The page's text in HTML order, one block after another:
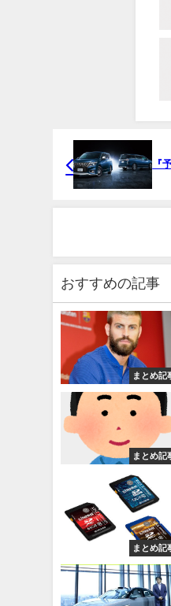
『
おすすめの記事
まとめ記
まとめ記
まとめ記